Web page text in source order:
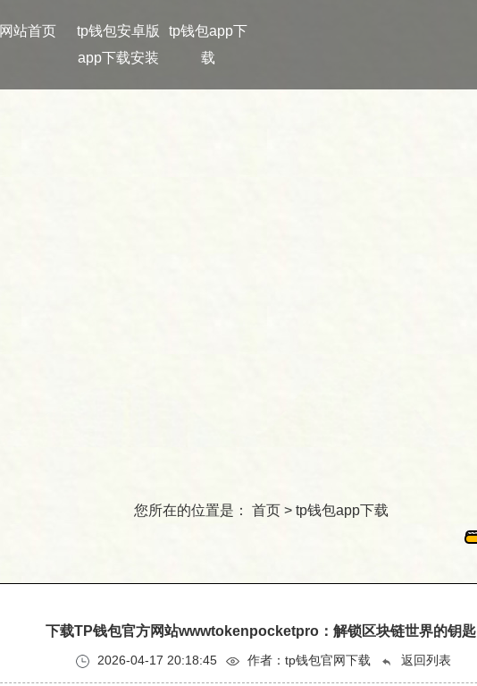
网站首页
tp钱包安卓版
app下载安装
tp钱包app下
载
您所在的位置是： 首页> tp钱包app下载
下载TP钱包官方网站wwwtokenpocketpro：解锁区块链世界的钥匙
2026-04-17 20:18:45 作者：tp钱包官网下载 返回列表